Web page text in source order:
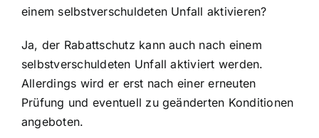
einem selbstverschuldeten Unfall aktivieren?
Ja, der Rabattschutz kann auch nach einem
selbstverschuldeten Unfall aktiviert werden.
Allerdings wird er erst nach einer erneuten
Prüfung und eventuell zu geänderten Konditionen
angeboten.